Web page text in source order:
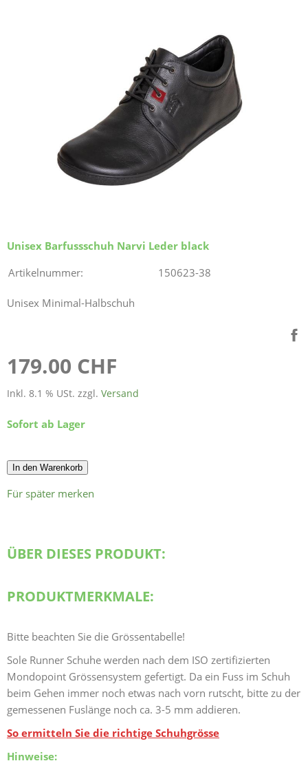
Unisex Barfussschuh Narvi Leder black
Artikelnummer:
150623-38
Unisex Minimal-Halbschuh
179.00 CHF
Inkl. 8.1 % USt. zzgl. Versand
Sofort ab Lager
In den Warenkorb
Für später merken
ÜBER DIESES PRODUKT:
PRODUKTMERKMALE:
Bitte beachten Sie die Grössentabelle!
Sole Runner Schuhe werden nach dem ISO zertifizierten
Mondopoint Grössensystem gefertigt. Da ein Fuss im Schuh
beim Gehen immer noch etwas nach vorn rutscht, bitte zu der
gemessenen Fuslänge noch ca. 3-5 mm addieren.
So ermitteln Sie die richtige Schuhgrösse
Hinweise: